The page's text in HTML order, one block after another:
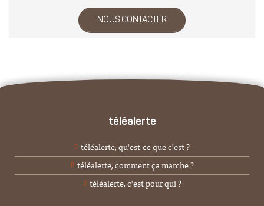
NOUS CONTACTER
téléalerte
téléalerte, qu'est-ce que c'est ?
téléalerte, comment ça marche ?
téléalerte, c'est pour qui ?